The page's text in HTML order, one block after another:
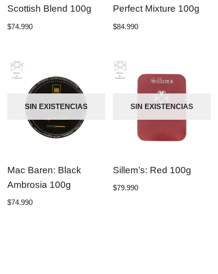
Scottish Blend 100g
$74.990
Perfect Mixture 100g
$84.990
SIN EXISTENCIAS
Mac Baren: Black
Ambrosia 100g
$74.990
SIN EXISTENCIAS
Sillem’s: Red 100g
$79.990